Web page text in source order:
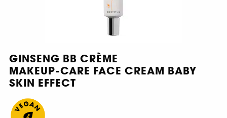
GINSENG BB CRÈME
MAKEUP-CARE FACE CREAM BABY
SKIN EFFECT